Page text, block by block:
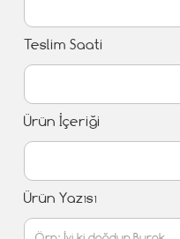
Teslim Saati
Ürün İçeriği
Ürün Yazısı